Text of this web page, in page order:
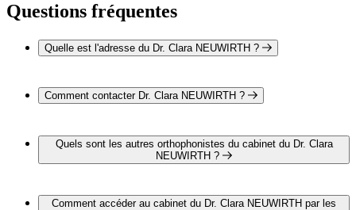
Questions fréquentes
Quelle est l'adresse du Dr. Clara NEUWIRTH ?
DIJON
Comment contacter Dr. Clara NEUWIRTH ?
téléphone au 03 80 58 99 92.
Quels sont les autres orthophonistes du cabinet du Dr. Clara
NEUWIRTH ?
Dr. Clara NEUWIRTH :
Comment accéder au cabinet du Dr. Clara NEUWIRTH par les